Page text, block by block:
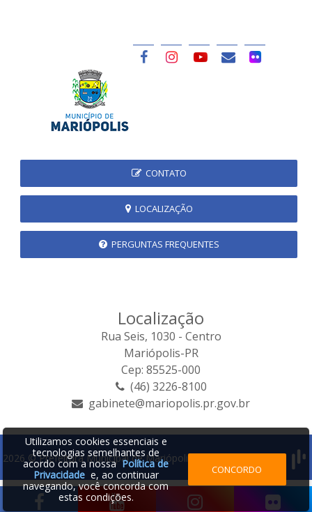
CONTATO
LOCALIZAÇÃO
PERGUNTAS FREQUENTES
Localização
Rua Seis, 1030 - Centro
Mariópolis-PR
Cep: 85525-000
(46) 3226-8100
gabinete@mariopolis.pr.gov.br
2026 © Prefeitura Municipal de Mariópolis | Desenvolvido por:
Utilizamos cookies essenciais e
tecnologias semelhantes de
acordo com a nossaPolítica de
Privacidadee, ao continuar
navegando, você concorda com
estas condições.
CONCORDO